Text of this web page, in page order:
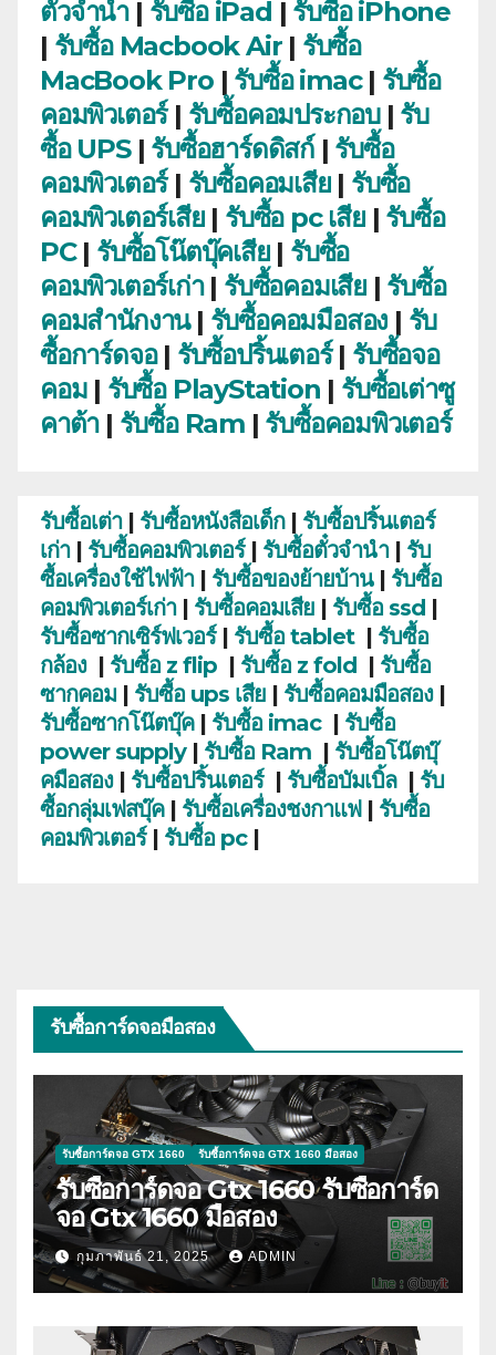
ตั๋วจำนำ| รับซื้อ iPad | รับซื้อ iPhone
| รับซื้อ Macbook Air| รับซื้อ
MacBook Pro| รับซื้อ imac| รับซื้อ
คอมพิวเตอร์| รับซื้อคอมประกอบ| รับ
ซื้อ UPS| รับซื้อฮาร์ดดิสก์ | รับซื้อ
คอมพิวเตอร์| รับซื้อคอมเสีย| รับซื้อ
คอมพิวเตอร์เสีย| รับซื้อ pc เสีย| รับซื้อ
PC| รับซื้อโน๊ตบุ๊คเสีย| รับซื้อ
คอมพิวเตอร์เก่า | รับซื้อคอมเสีย | รับซื้อ
คอมสำนักงาน | รับซื้อคอมมือสอง | รับ
ซื้อการ์ดจอ| รับซื้อปริ้นเตอร์| รับซื้อจอ
คอม| รับซื้อ PlayStation | รับซื้อเต่าซู
คาต้า| รับซื้อ Ram | รับซื้อคอมพิวเตอร์
รับซื้อเต่า| รับซื้อหนังสือเด็ก| รับซื้อปริ้นเตอร์
เก่า| รับซื้อคอมพิวเตอร์| รับซื้อตั๋วจำนำ| รับ
ซื้อเครื่องใช้ไฟฟ้า| รับซื้อของย้ายบ้าน| รับซื้อ
คอมพิวเตอร์เก่า| รับซื้อคอมเสีย | รับซื้อ ssd |
รับซื้อซากเซิร์ฟเวอร์| รับซื้อ tablet | รับซื้อ
กล้อง | รับซื้อ z flip | รับซื้อ z fold | รับซื้อ
ซากคอม | รับซื้อ ups เสีย | รับซื้อคอมมือสอง|
รับซื้อซากโน๊ตบุ๊ค| รับซื้อ imac | รับซื้อ
power supply| รับซื้อ Ram | รับซื้อโน๊ตบุ๊
คมือสอง| รับซื้อปริ้นเตอร์ | รับซื้อบัมเบิ้ล | รับ
ซื้อกลุ่มเฟสบุ๊ค| รับซื้อเครื่องชงกาแฟ | รับซื้อ
คอมพิวเตอร์| รับซื้อ pc|
รับซื้อการ์ดจอมือสอง
รับซื้อการ์ดจอ GTX 1660 รับซื้อการ์ดจอ GTX 1660 มือสอง
รับซื้อการ์ดจอ Gtx 1660 รับซื้อการ์ด
จอ Gtx 1660 มือสอง
กุมภาพันธ์ 21, 2025 ADMIN